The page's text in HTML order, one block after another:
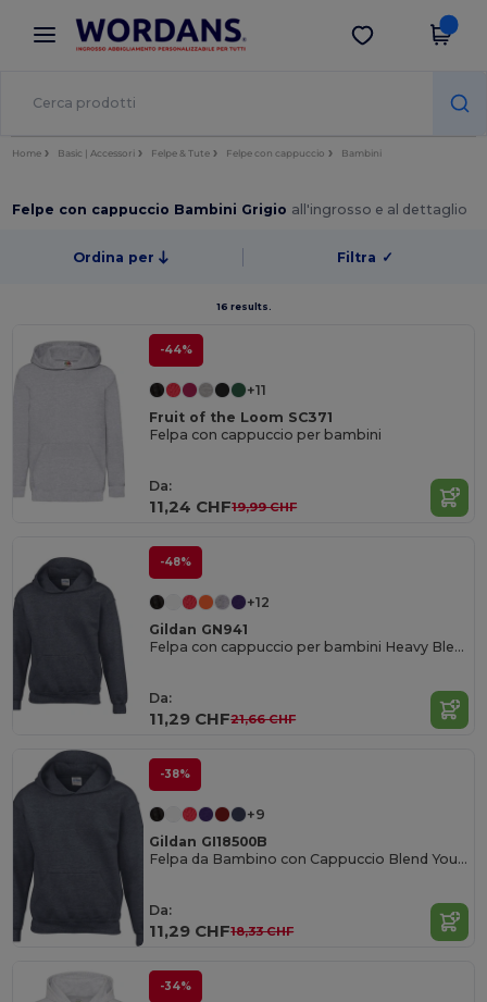
× App Wordans
Prezzi migliori sull'app!
Scarica app
Home Basic | Accessori Felpe & Tute Felpe con cappuccio Bambini
Felpe con cappuccio Bambini Grigio all'ingrosso e al dettaglio
Ordina per Filtra ✓
16 results.
-44%
+11
Fruit of the Loom SC371
Felpa con cappuccio per bambini
Da:
11,24 CHF19,99 CHF
-48%
+12
Gildan GN941
Felpa con cappuccio per bambini Heavy Blend
Da:
11,29 CHF21,66 CHF
-38%
+9
Gildan GI18500B
Felpa da Bambino con Cappuccio Blend Youth
Da:
11,29 CHF18,33 CHF
-34%